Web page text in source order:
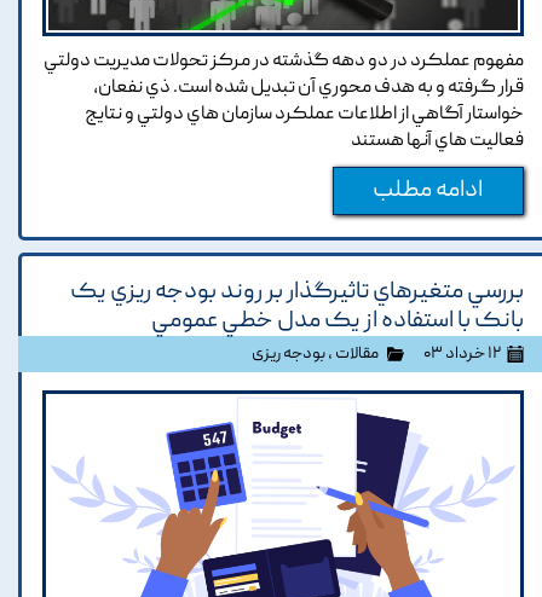
مفهوم عملکرد در دو دهه گذشته در مرکز تحولات مديريت دولتي
قرار گرفته و به هدف محوري آن تبديل شده است. ذي نفعان,
خواستار آگاهي از اطلاعات عملکرد سازمان هاي دولتي و نتايج
فعاليت هاي آنها هستند
ادامه مطلب
بررسي متغيرهاي تاثيرگذار بر روند بودجه ريزي يک
بانک با استفاده از يک مدل خطي عمومي
۱۲ خرداد ۰۳ مقالات ،بودجه ریزی